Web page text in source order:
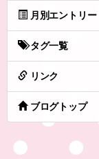
月別エントリー
タグ一覧
リンク
ブログトップ